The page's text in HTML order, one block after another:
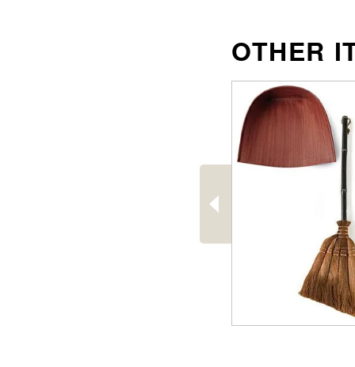
前
へ